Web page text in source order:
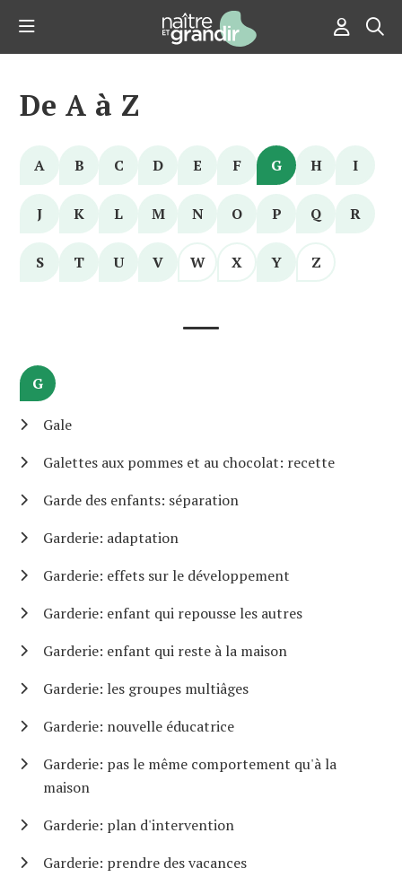
De A à Z
A B C D E F G H I
J K L M N O P Q R
S T U V W X Y Z
G
Gale
Galettes aux pommes et au chocolat: recette
Garde des enfants: séparation
Garderie: adaptation
Garderie: effets sur le développement
Garderie: enfant qui repousse les autres
Garderie: enfant qui reste à la maison
Garderie: les groupes multiâges
Garderie: nouvelle éducatrice
Garderie: pas le même comportement qu'à la
maison
Garderie: plan d'intervention
Garderie: prendre des vacances